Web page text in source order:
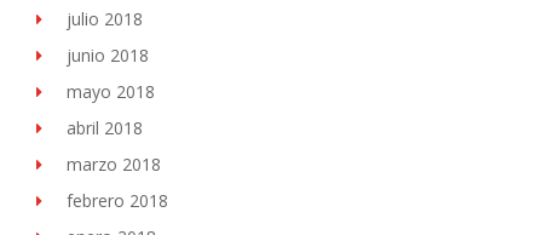
julio 2018
junio 2018
mayo 2018
abril 2018
marzo 2018
febrero 2018